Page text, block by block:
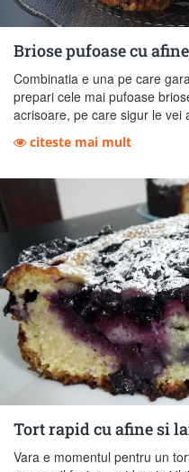
Briose pufoase cu
Combinatia e una pe care
prepari cele mai pufoase
acrisoare, pe care sigur le vei
citeste mai mult
Tort rapid cu afine si
Vara e momentul pentru un